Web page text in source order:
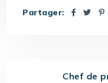
Partager:
Chef de